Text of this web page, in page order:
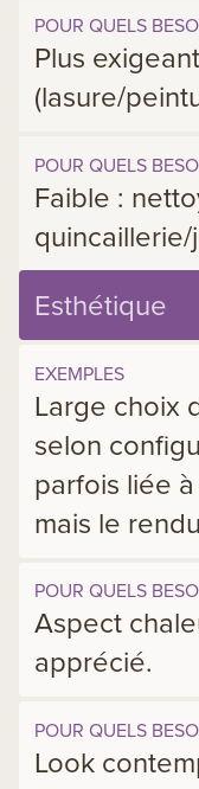
POUR QUELS
Plus
(lasure/
POUR QUELS
Faible :
quincaillerie/
Esthétique
EXEMPLES
Large choix
selon
parfois liée
mais le
POUR QUELS
Aspect
apprécié.
POUR QUELS
Look